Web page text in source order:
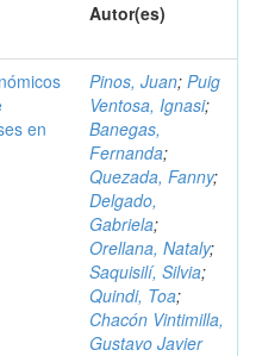
Autor(es)
en
Pinos, Juan; Puig
Ventosa, Ignasi;
Banegas,
Fernanda;
Quezada, Fanny;
Delgado,
Gabriela;
Orellana, Nataly;
Saquisilí, Silvia;
Quindi, Toa;
Chacón Vintimilla,
Gustavo Javier